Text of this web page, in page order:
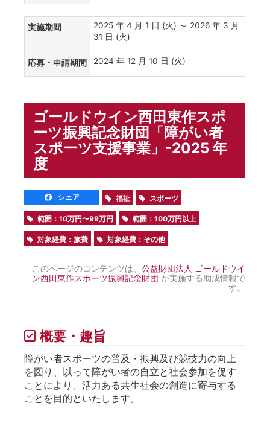
実施期間
2025 年 4 月 1 日 (火) ～ 2026 年 3 月
31 日 (火)
応募・申請期間 2024 年 12 月 10 日 (火)
ゴールドウイン西田東作スポ
ーツ振興記念財団「障がい者
スポーツ支援事業」-2025 年
度
シェア 福祉 スポーツ
範囲：10万円〜99万円 範囲：100万円以上
対象経費：旅費 対象経費：その他
このページのコンテンツは、公益財団法人 ゴールドウイ
ン西田東作スポーツ振興記念財団 が実施する助成情報で
す。
概要・趣旨
障がい者スポーツの普及・振興及び競技力の向上
を図り、以って障がい者の自立と社会参加を促す
ことにより、活力ある共生社会の創造に寄与する
ことを目的といたします。